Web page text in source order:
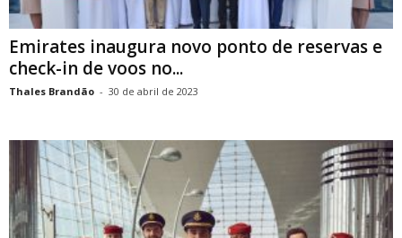
Emirates inaugura novo ponto de reservas e
check-in de voos no...
Thales Brandão - 30 de abril de 2023